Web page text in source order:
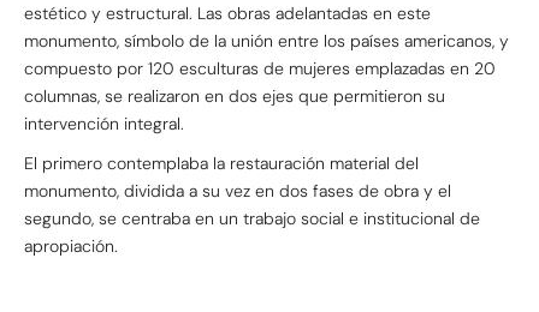
estético y estructural. Las obras adelantadas en este
monumento, símbolo de la unión entre los países americanos, y
compuesto por 120 esculturas de mujeres emplazadas en 20
columnas, se realizaron en dos ejes que permitieron su
intervención integral.
El primero contemplaba la restauración material del
monumento, dividida a su vez en dos fases de obra y el
segundo, se centraba en un trabajo social e institucional de
apropiación.